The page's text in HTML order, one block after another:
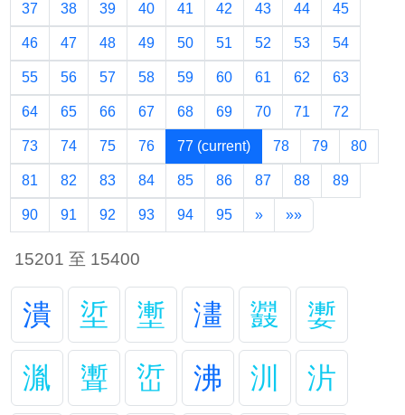
37 38 39 40 41 42 43 44 45
46 47 48 49 50 51 52 53 54
55 56 57 58 59 60 61 62 63
64 65 66 67 68 69 70 71 72
73 74 75 76 77 (current) 78 79 80
81 82 83 84 85 86 87 88 89
90 91 92 93 94 95 » »»
15201 至 15400
潰 垽 壍 澅 鼝
嬱
湚
聻 峾 沸 汌
沜